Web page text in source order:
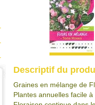
Descriptif du
Graines en mélange de
Plantes annuelles facile à